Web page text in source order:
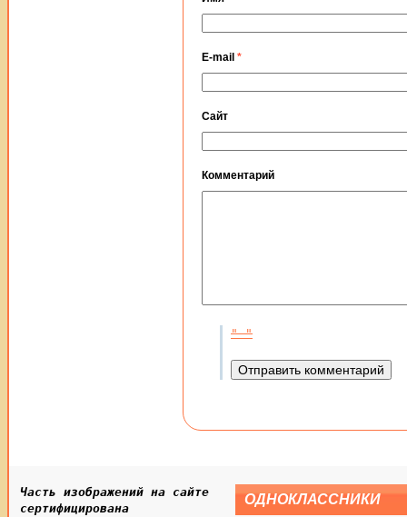
E-mail *
Сайт
Комментарий
Часть изображений на сайте
сертифицирована
ОДНОКЛАССНИКИ